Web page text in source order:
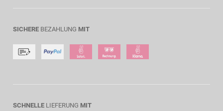
SICHERE BEZAHLUNG MIT
SCHNELLE LIEFERUNG MIT